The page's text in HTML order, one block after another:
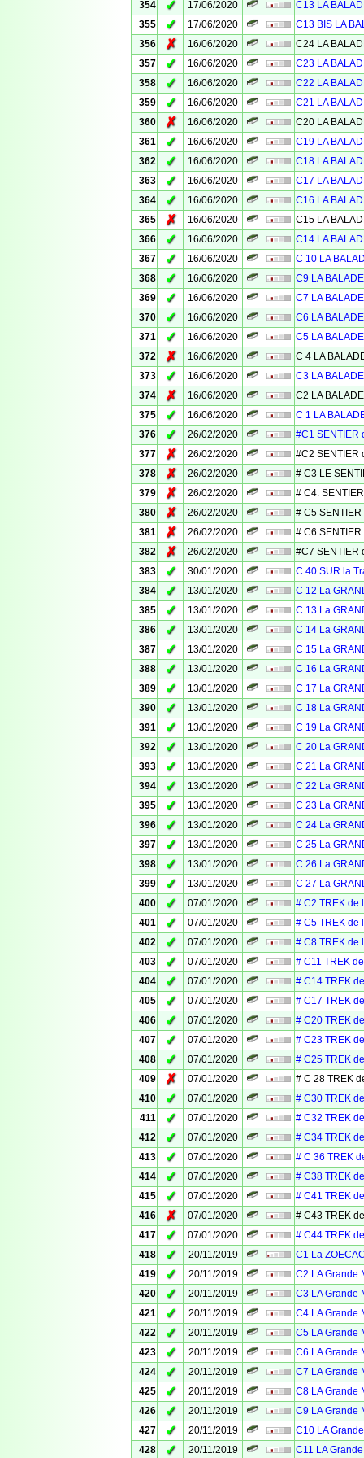
354
✓ 17/06/2020
C13 LA
355
✓ 17/06/2020
C13 BIS LA
356
✗ 16/06/2020
C24 LA
357
✓ 16/06/2020
C23 LA
358
✓ 16/06/2020
C22 LA
359
✓ 16/06/2020
C21 LA
360
✗ 16/06/2020
C20 LA
361
✓ 16/06/2020
C19 LA
362
✓ 16/06/2020
C18 LA
363
✓ 16/06/2020
C17 LA
364
✓ 16/06/2020
C16 LA
365
✗ 16/06/2020
C15 LA
366
✓ 16/06/2020
C14 LA
367
✓ 16/06/2020
C 10 LA
368
✓ 16/06/2020
C9 LA
369
✓ 16/06/2020
C7 LA
370
✓ 16/06/2020
C6 LA
371
✓ 16/06/2020
C5 LA
372
✗ 16/06/2020
C 4 LA
373
✓ 16/06/2020
C3 LA
374
✗ 16/06/2020
C2 LA
375
✓ 16/06/2020
C 1 LA
376
✓ 26/02/2020
#C1 SENTIER
377
✗ 26/02/2020
#C2 SENTIER
378
✗ 26/02/2020
# C3 LE
379
✗ 26/02/2020
# C4.
380
✗ 26/02/2020
# C5
381
✗ 26/02/2020
# C6 SENTIER
382
✗ 26/02/2020
#C7 SENTIER
383
✓ 30/01/2020
C 40 SUR la
384
✓ 13/01/2020
C 12 La
385
✓ 13/01/2020
C 13 La
386
✓ 13/01/2020
C 14 La
387
✓ 13/01/2020
C 15 La
388
✓ 13/01/2020
C 16 La
389
✓ 13/01/2020
C 17 La
390
✓ 13/01/2020
C 18 La
391
✓ 13/01/2020
C 19 La
392
✓ 13/01/2020
C 20 La
393
✓ 13/01/2020
C 21 La
394
✓ 13/01/2020
C 22 La
395
✓ 13/01/2020
C 23 La
396
✓ 13/01/2020
C 24 La
397
✓ 13/01/2020
C 25 La
398
✓ 13/01/2020
C 26 La
399
✓ 13/01/2020
C 27 La
400
✓ 07/01/2020
# C2 TREK de
401
✓ 07/01/2020
# C5 TREK de
402
✓ 07/01/2020
# C8 TREK de
403
✓ 07/01/2020
# C11 TREK
404
✓ 07/01/2020
# C14 TREK
405
✓ 07/01/2020
# C17 TREK
406
✓ 07/01/2020
# C20 TREK
407
✓ 07/01/2020
# C23 TREK
408
✓ 07/01/2020
# C25 TREK
409
✗ 07/01/2020
# C 28 TREK
410
✓ 07/01/2020
# C30 TREK
411
✓ 07/01/2020
# C32 TREK
412
✓ 07/01/2020
# C34 TREK
413
✓ 07/01/2020
# C 36 TREK
414
✓ 07/01/2020
# C38 TREK
415
✓ 07/01/2020
# C41 TREK
416
✗ 07/01/2020
# C43 TREK
417
✓ 07/01/2020
# C44 TREK
418
✓ 20/11/2019
C1 La
419
✓ 20/11/2019
C2 LA Grande
420
✓ 20/11/2019
C3 LA Grande
421
✓ 20/11/2019
C4 LA Grande
422
✓ 20/11/2019
C5 LA Grande
423
✓ 20/11/2019
C6 LA Grande
424
✓ 20/11/2019
C7 LA Grande
425
✓ 20/11/2019
C8 LA Grande
426
✓ 20/11/2019
C9 LA Grande
427
✓ 20/11/2019
C10 LA
428
✓ 20/11/2019 C11 LA